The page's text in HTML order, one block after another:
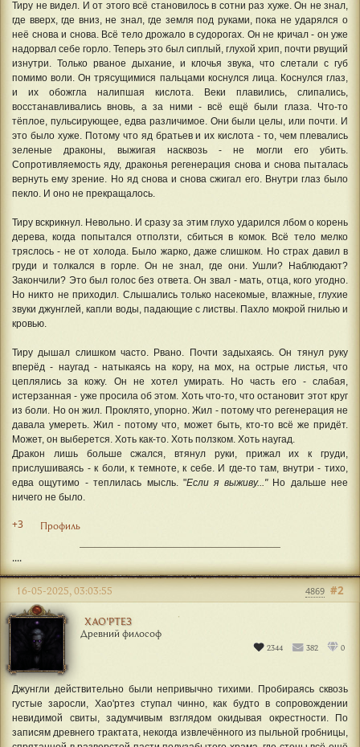
Тиру не видел. И от этого всё становилось в сотни раз хуже. Он не знал,
где вверх, где вниз, не знал, где земля под руками, пока не ударялся о
неё снова и снова. Всё тело дрожало в судорогах. Он не кричал - он уже
надорвал себе горло. Теперь это был сиплый, глухой хрип, почти рвущий
изнутри. Только рваное дыхание, и клочья звука, что слетали с губ
помимо воли. Он трясущимися пальцами коснулся лица. Коснулся глаз,
и их обожгла налипшая кислота. Веки плавились, слипались,
восстанавливались вновь, а за ними - всё ещё были глаза. Что-то
тёплое, пульсирующее, едва различимое. Они были целы, или почти. И
это было хуже. Потому что яд братьев и их кислота - то, чем плевались
зеленые драконы, выжигая насквозь - не могли его убить.
Сопротивляемость яду, драконья регенерация снова и снова пыталась
вернуть ему зрение. Но яд снова и снова сжигал его. Внутри глаз было
пекло. И оно не прекращалось.
Тиру вскрикнул. Невольно. И сразу за этим глухо ударился лбом о корень
дерева, когда попытался отползти, сбиться в комок. Всё тело мелко
тряслось - не от холода. Было жарко, даже слишком. Но страх давил в
груди и толкался в горле. Он не знал, где они. Ушли? Наблюдают?
Закончили? Это был голос без ответа. Он звал - мать, отца, кого угодно.
Но никто не приходил. Слышались только насекомые, влажные, глухие
звуки джунглей, капли воды, падающие с листвы. Пахло мокрой гнилью и
кровью.
Тиру дышал слишком часто. Рвано. Почти задыхаясь. Он тянул руку
вперёд - наугад - натыкаясь на кору, на мох, на острые листья, что
цеплялись за кожу. Он не хотел умирать. Но часть его - слабая,
истерзанная - уже просила об этом. Хоть что-то, что остановит этот круг
из боли. Но он жил. Проклято, упорно. Жил - потому что регенерация не
давала умереть. Жил - потому что, может быть, кто-то всё же придёт.
Может, он выберется. Хоть как-то. Хоть ползком. Хоть наугад.
Дракон лишь больше сжался, втянул руки, прижал их к груди,
прислушиваясь - к боли, к темноте, к себе. И где-то там, внутри - тихо,
едва ощутимо - теплилась мысль. "Если я выживу..." Но дальше нее
ничего не было.
+3 Профиль
....
ХАО'РТЕЗ
Древний философ
2344 382 0
#2
16-05-2025, 03:03:55 4869
Джунгли действительно были непривычно тихими. Пробираясь сквозь
густые заросли, Хао'ртез ступал чинно, как будто в сопровождении
невидимой свиты, задумчивым взглядом окидывая окрестности. По
записям древнего трактата, некогда извлечённого из пыльной гробницы,